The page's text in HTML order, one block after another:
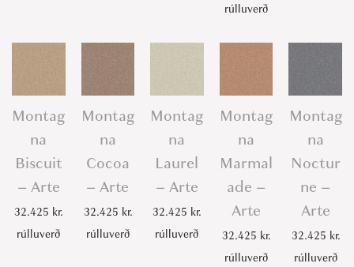
rúlluverð
Montag
na
Biscuit
– Arte
32.425 kr.
rúlluverð
Montag
na
Cocoa
– Arte
32.425 kr.
rúlluverð
Montag
na
Laurel
– Arte
32.425 kr.
rúlluverð
Montag
na
Marmal
ade –
Arte
32.425 kr.
rúlluverð
Montag
na
Noctur
ne –
Arte
32.425 kr.
rúlluverð